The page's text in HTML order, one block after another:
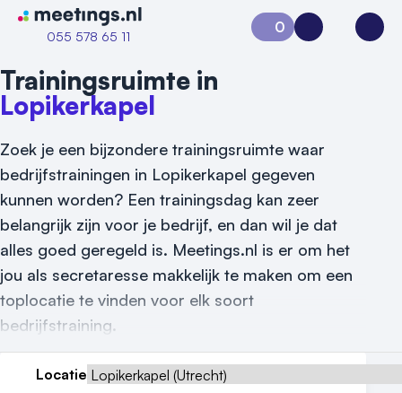
Naar home van Meetings
055 578 65 11
Vraag locatie aan
Locatiegids
Meld locatie aan
Nieuws
0
Aanvraag 0Inloggen
Trainingsruimte in
Lopikerkapel
Zoek je een bijzondere trainingsruimte waar
bedrijfstrainingen in Lopikerkapel gegeven
kunnen worden? Een trainingsdag kan zeer
belangrijk zijn voor je bedrijf, en dan wil je dat
alles goed geregeld is. Meetings.nl is er om het
jou als secretaresse makkelijk te maken om een
toplocatie te vinden voor elk soort
bedrijfstraining.
Locatie